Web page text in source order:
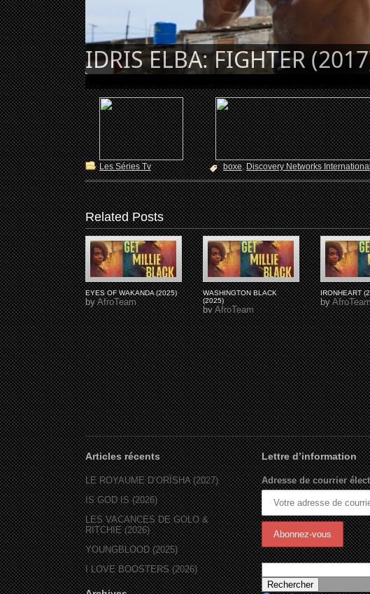
IDRIS ELBA: FIGHTER
Les Séries Tv boxe,Discovery Networks
Related Posts
EYES OF WAKANDA (2025)
byAfroTeam
WASHINGTON BLACK
(2025)
byAfroTeam
IRONHEART
by
Articles récents
LE ROYAUME D’ORÏSHA (2027)
IS GOD IS (2026)
LES VACANCES DE GOLO &
RITCHIE (2026)
YOUNGBLOOD (2025)
I LOVE BOOSTERS (2026)
Lettre d’information
Adresse de courrier